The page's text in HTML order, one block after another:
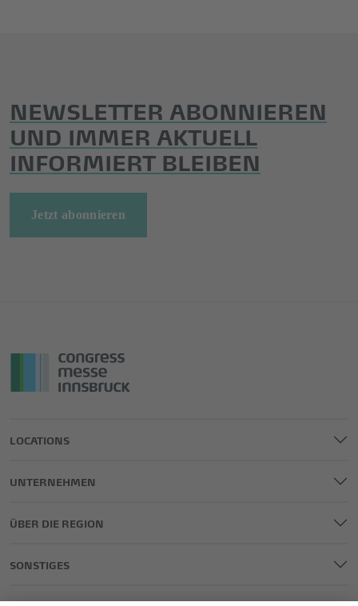
NEWSLETTER ABONNIEREN
UND IMMER AKTUELL
INFORMIERT BLEIBEN
Jetzt abonnieren
LOCATIONS
UNTERNEHMEN
ÜBER DIE REGION
SONSTIGES